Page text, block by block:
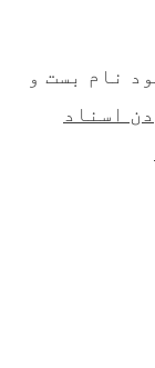
نام بست و
اسناد